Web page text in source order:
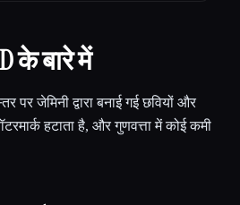
के बारे में
पर जेमिनी द्वारा बनाई गई छवियों और
हटाता है, और गुणवत्ता में कोई कमी